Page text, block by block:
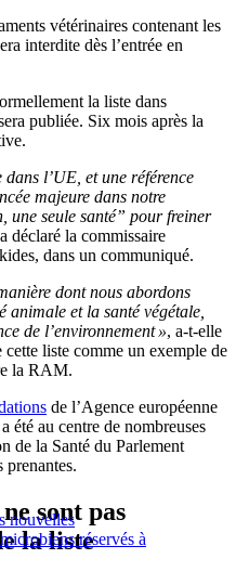
vétérinaires contenant les
interdite dès l’entrée en
la liste dans
publiée. Six mois après la
l’UE, et une référence
majeure dans notre
une seule santé” pour freiner
déclaré la commissaire
dans un communiqué.
dont nous abordons
animale et la santé végétale,
de l’environnement », a-t-elle
liste comme un exemple de
la RAM.
de l’Agence européenne
été au centre de nombreuses
de la Santé du Parlement
nouvelles
réservés à
sont pas
la liste